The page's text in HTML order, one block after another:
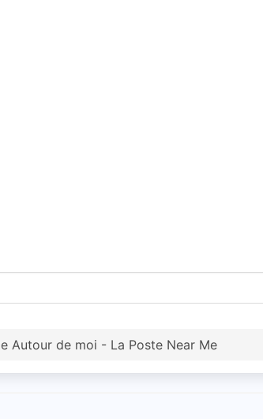
Autour de moi - La Poste Near Me